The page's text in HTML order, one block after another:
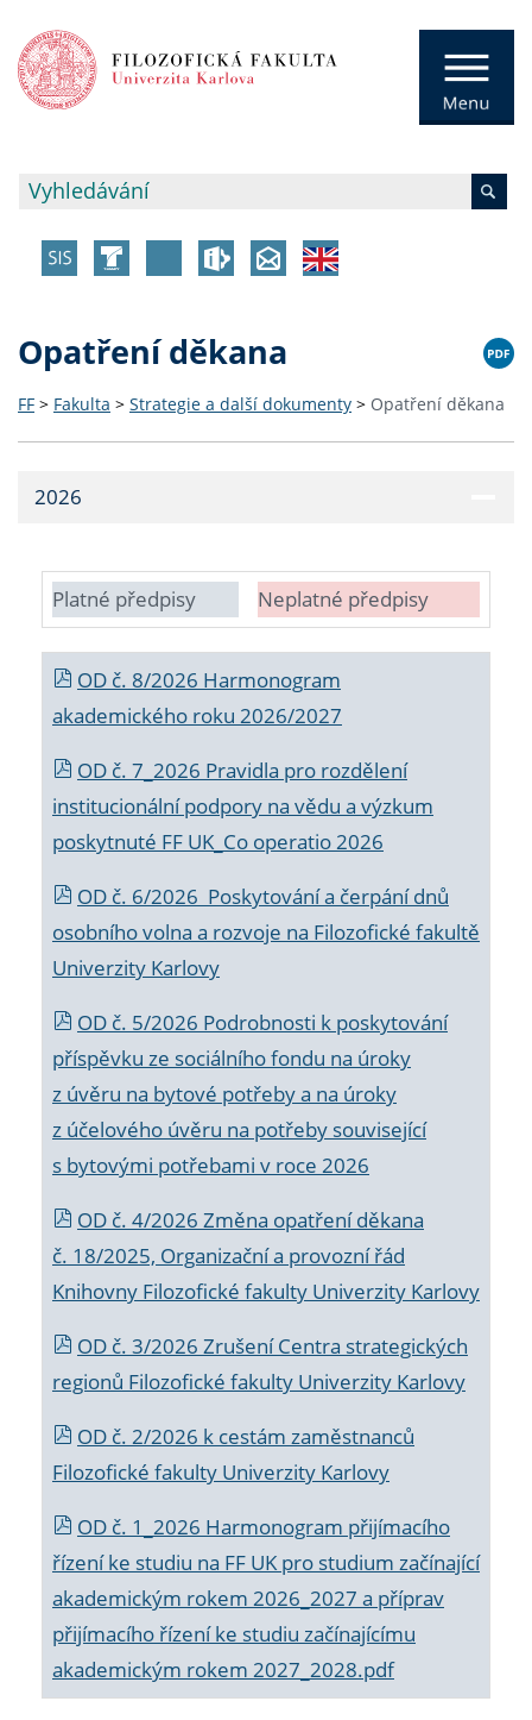
Opatření děkana
FF > Fakulta > Strategie a další dokumenty > Opatření děkana
2026
Platné předpisy Neplatné předpisy
OD č. 8/2026 Harmonogram
akademického roku 2026/2027
OD č. 7_2026 Pravidla pro rozdělení
institucionální podpory na vědu a výzkum
poskytnuté FF UK_Co operatio 2026
OD č. 6/2026 Poskytování a čerpání dnů
osobního volna a rozvoje na Filozofické fakultě
Univerzity Karlovy
OD č. 5/2026 Podrobnosti k poskytování
příspěvku ze sociálního fondu na úroky
z úvěru na bytové potřeby a na úroky
z účelového úvěru na potřeby související
s bytovými potřebami v roce 2026
OD č. 4/2026 Změna opatření děkana
č. 18/2025, Organizační a provozní řád
Knihovny Filozofické fakulty Univerzity Karlovy
OD č. 3/2026 Zrušení Centra strategických
regionů Filozofické fakulty Univerzity Karlovy
OD č. 2/2026 k cestám zaměstnanců
Filozofické fakulty Univerzity Karlovy
OD č. 1_2026 Harmonogram přijímacího
řízení ke studiu na FF UK pro studium začínající
akademickým rokem 2026_2027 a příprav
přijímacího řízení ke studiu začínajícímu
akademickým rokem 2027_2028.pdf